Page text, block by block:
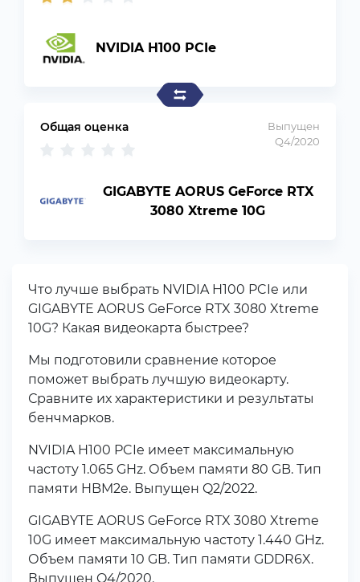
NVIDIA H100 PCIe
Выпущен
Q4/2020
Общая оценка
GIGABYTE AORUS GeForce RTX
3080 Xtreme 10G
Что лучше выбрать NVIDIA H100 PCIe или
GIGABYTE AORUS GeForce RTX 3080 Xtreme
10G? Какая видеокарта быстрее?
Мы подготовили сравнение которое
поможет выбрать лучшую видеокарту.
Сравните их характеристики и результаты
бенчмарков.
NVIDIA H100 PCIe имеет максимальную
частоту 1.065 GHz. Объем памяти 80 GB. Тип
памяти HBM2e. Выпущен Q2/2022.
GIGABYTE AORUS GeForce RTX 3080 Xtreme
10G имеет максимальную частоту 1.440 GHz.
Объем памяти 10 GB. Тип памяти GDDR6X.
Выпущен Q4/2020.